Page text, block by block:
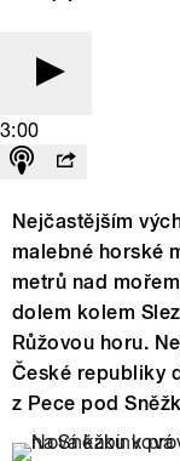
3:00
Nejčastějším
malebné horské
metrů nad
dolem kolem
Růžovou horu.
České republiky
z Pece pod